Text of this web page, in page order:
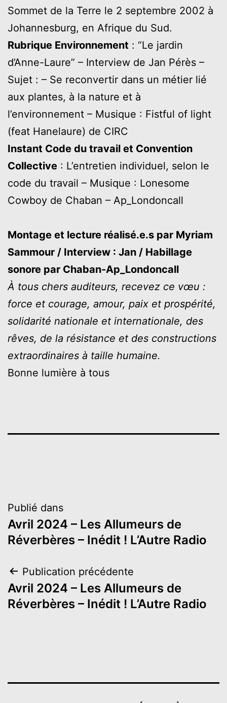
Sommet de la Terre le 2 septembre 2002 à
Johannesburg, en Afrique du Sud.
Rubrique Environnement : “Le jardin
d’Anne-Laure” – Interview de Jan Pérès –
Sujet : – Se reconvertir dans un métier lié
aux plantes, à la nature et à
l’environnement – Musique : Fistful of light
(feat Hanelaure) de CIRC
Instant Code du travail et Convention
Collective : L’entretien individuel, selon le
code du travail – Musique : Lonesome
Cowboy de Chaban – Ap_Londoncall
Montage et lecture réalisé.e.s par Myriam
Sammour / Interview : Jan / Habillage
sonore par Chaban-Ap_Londoncall
À tous chers auditeurs, recevez ce vœu :
force et courage, amour, paix et prospérité,
solidarité nationale et internationale, des
rêves, de la résistance et des constructions
extraordinaires à taille humaine.
Bonne lumière à tous
Navigation
de
Publié dans
Avril 2024 – Les Allumeurs de
Réverbères – Inédit ! L’Autre Radio
Navigation
de
Publication précédente
Avril 2024 – Les Allumeurs de
Réverbères – Inédit ! L’Autre Radio